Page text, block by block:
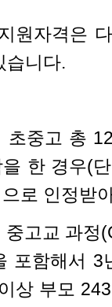
원자격은
습니다.
초중고 총
한 경우(
로 인정받
중고교 과정
포함해서 3
상 부모